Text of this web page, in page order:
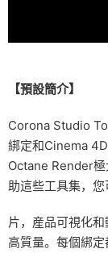
【預設簡介】
Corona Studio
綁定和Cinema
Octane Render
助這些工具集，
片，産品可視化
高質量。每個綁